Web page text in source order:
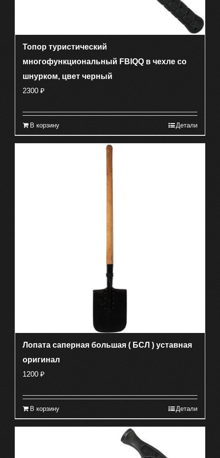
Топор туристический
многофункциональный FBIQQ в чехле со
шнурком, цвет черный
2300 ₽
В корзину Детали
Лопата саперная большая ( БСЛ ) уставная
оригинал
1200 ₽
В корзину Детали